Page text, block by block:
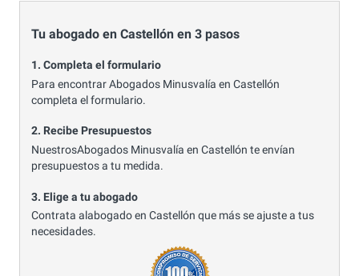
Tu abogado en Castellón en 3 pasos
1. Completa el formulario
Para encontrar Abogados Minusvalía en Castellón
completa el formulario.
2. Recibe Presupuestos
NuestrosAbogados Minusvalía en Castellón te envían
presupuestos a tu medida.
3. Elige a tu abogado
Contrata alabogado en Castellón que más se ajuste a tus
necesidades.